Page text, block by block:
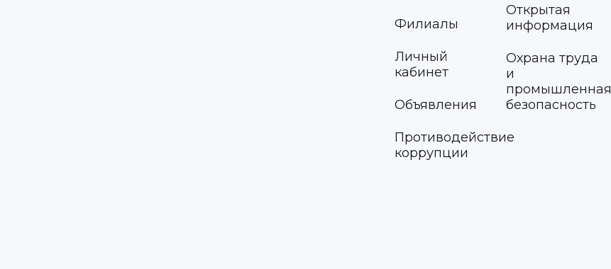
Филиалы
Личный
кабинет
Объявления
Противодействие
коррупции
Открытая
информация
Охрана труда
и
промышленная
безопасность